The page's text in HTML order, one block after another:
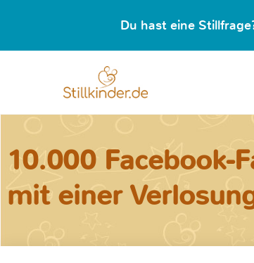
Du hast eine
10.000 Facebook-
mit einer